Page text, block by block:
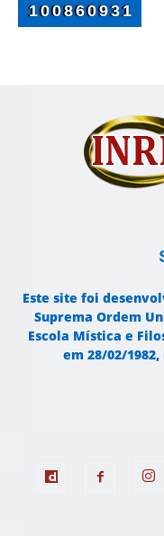
100860931
Este site foi
Suprema Ordem
Escola Mística e
em 28/02/